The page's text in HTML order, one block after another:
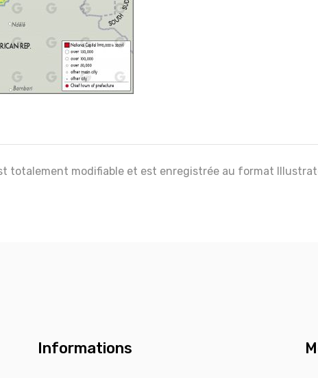
totalement modifiable et est enregistrée au format
Informations